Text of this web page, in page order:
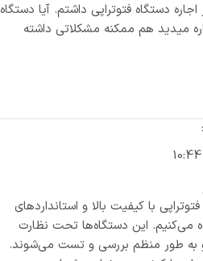
دستگاه فتوتراپی داشتم. آیا دستگاه‌
میدید هم ممکنه مشکلاتی داشته
با کیفیت بالا و استانداردهای
می‌کنیم. این دستگاه‌ها تحت نظارت
و به طور منظم بررسی و تست می‌شوند.